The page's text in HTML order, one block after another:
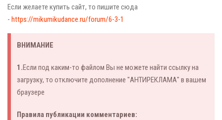
Если желаете купить сайт, то пишите сюда
- https://mikumikudance.ru/forum/6-3-1
ВНИМАНИЕ
1.Если под каким-то файлом Вы не можете найти ссылку на
загрузку, то отключите дополнение "АНТИРЕКЛАМА" в вашем
браузере
Правила публикации комментариев: